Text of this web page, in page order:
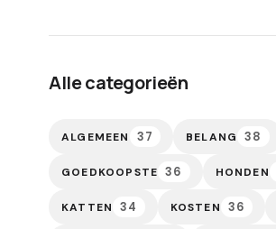
Alle categorieën
ALGEMEEN 37 BELANG 38
GOEDKOOPSTE 36 HONDEN
KATTEN 34 KOSTEN 36